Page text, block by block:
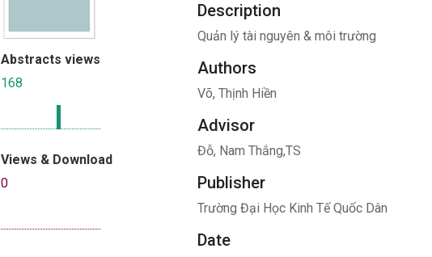
Abstracts views
168
Views & Download
0
Description
Quản lý tài nguyên & môi trường
Authors
Võ, Thịnh Hiền
Advisor
Đỗ, Nam Thắng,TS
Publisher
Trường Đại Học Kinh Tế Quốc Dân
Date